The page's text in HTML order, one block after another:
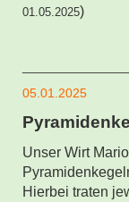
01.05.2025)
05.01.2025
Unser Wirt
Hierbei traten